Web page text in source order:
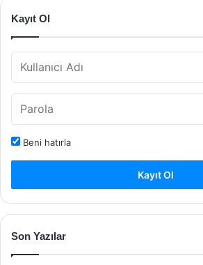
Kayıt Ol
Beni hatırla
Kayıt Ol
Son Yazılar